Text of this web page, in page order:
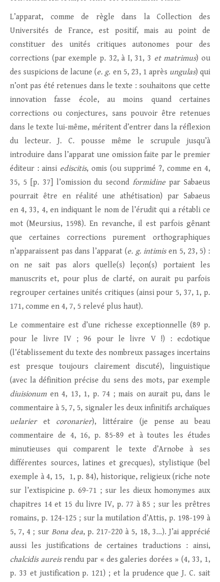
L’apparat, comme de règle dans la Collection des
Universités de France, est positif, mais au point de
constituer des unités critiques autonomes pour des
corrections (par exemple p. 32, à I, 31, 3 et matrimus) ou
des suspicions de lacune (e. g. en 5, 23, 1 après ungulas) qui
n’ont pas été retenues dans le texte : souhaitons que cette
innovation fasse école, au moins quand certaines
corrections ou conjectures, sans pouvoir être retenues
dans le texte lui-même, méritent d’entrer dans la réflexion
du lecteur. J. C. pousse même le scrupule jusqu’à
introduire dans l’apparat une omission faite par le premier
éditeur : ainsi ediscitis, omis (ou supprimé ?, comme en 4,
35, 5 [p. 37] l’omission du secondformidinepar Sabaeus
pourrait être en réalité une athétisation) par Sabaeus
en 4, 33, 4, en indiquant le nom de l’érudit qui a rétabli ce
mot (Meursius, 1598). En revanche, il est parfois gênant
que certaines corrections purement orthographiques
n’apparaissent pas dans l’apparat (e. g.intimisen 5, 23, 5) :
on ne sait pas alors quelle(s) leçon(s) portaient les
manuscrits et, pour plus de clarté, on aurait pu parfois
regrouper certaines unités critiques (ainsi pour 5, 37, 1, p.
171, comme en 4, 7, 5 relevé plus haut).
Le commentaire est d’une richesse exceptionnelle (89 p.
pour le livre IV ; 96 pour le livre V !) : ecdotique
(l’établissement du texte des nombreux passages incertains
est presque toujours clairement discuté), linguistique
(avec la définition précise du sens des mots, par exemple
diuisionum en 4, 13, 1, p. 74 ; mais on aurait pu, dans le
commentaire à 5, 7, 5, signaler les deux infinitifs archaïques
uelarier et coronarier), littéraire (je pense au beau
commentaire de 4, 16, p. 85-89 et à toutes les études
minutieuses qui comparent le texte d’Arnobe à ses
différentes sources, latines et grecques), stylistique (bel
exemple à 4, 15, 1, p. 84), historique, religieux (riche note
sur l’extispicine p. 69-71 ; sur les dieux homonymes aux
chapitres 14 et 15 du livre IV, p. 77 à 85 ; sur les prêtres
romains, p. 124-125 ; sur la mutilation d’Attis, p. 198-199 à
5, 7, 4 ; sur Bona dea, p. 217-220 à 5, 18, 3…). J’ai apprécié
aussi les justifications de certaines traductions : ainsi,
chalcidis aureis rendu par « des galeries dorées » (4, 33, 1,
p. 33 et justification p. 121) ; et la prudence que J. C. sait